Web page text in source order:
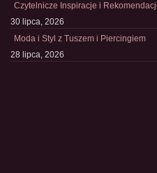
Czytelnicze Inspiracje i
30 lipca, 2026
Moda i Styl z Tuszem i Piercingiem
28 lipca, 2026